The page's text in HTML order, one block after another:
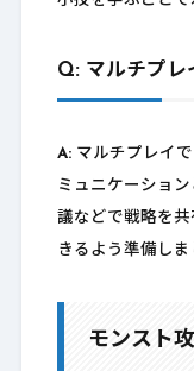
Q: マルチプレ
A:マルチプレイで
ミュニケーショ
議などで戦略を
きるよう準備しま
モンスト